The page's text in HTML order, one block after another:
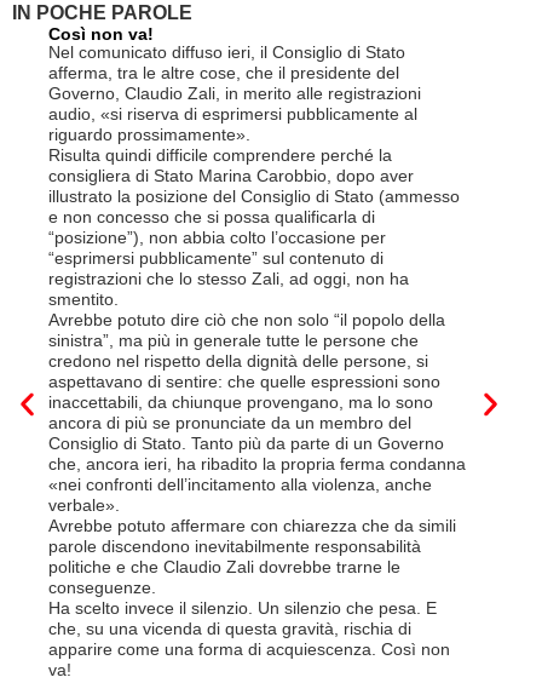
IN POCHE PAROLE
Così non va!
Nel comunicato diffuso ieri, il Consiglio di Stato
afferma, tra le altre cose, che il presidente del
Governo, Claudio Zali, in merito alle registrazioni
audio, «si riserva di esprimersi pubblicamente al
riguardo prossimamente».
Risulta quindi difficile comprendere perché la
consigliera di Stato Marina Carobbio, dopo aver
illustrato la posizione del Consiglio di Stato (ammesso
e non concesso che si possa qualificarla di
“posizione”), non abbia colto l’occasione per
“esprimersi pubblicamente” sul contenuto di
registrazioni che lo stesso Zali, ad oggi, non ha
smentito.
Avrebbe potuto dire ciò che non solo “il popolo della
sinistra”, ma più in generale tutte le persone che
credono nel rispetto della dignità delle persone, si
aspettavano di sentire: che quelle espressioni sono
inaccettabili, da chiunque provengano, ma lo sono
ancora di più se pronunciate da un membro del
Consiglio di Stato. Tanto più da parte di un Governo
che, ancora ieri, ha ribadito la propria ferma condanna
«nei confronti dell’incitamento alla violenza, anche
verbale».
Avrebbe potuto affermare con chiarezza che da simili
parole discendono inevitabilmente responsabilità
politiche e che Claudio Zali dovrebbe trarne le
conseguenze.
Ha scelto invece il silenzio. Un silenzio che pesa. E
che, su una vicenda di questa gravità, rischia di
apparire come una forma di acquiescenza. Così non
va!
franchi
Questa